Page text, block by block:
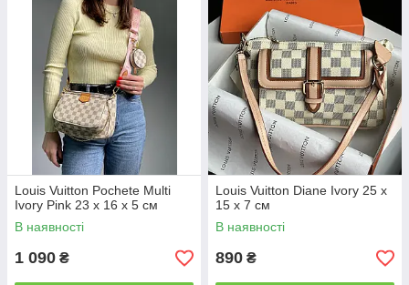
Louis Vuitton Pochete Multi
Ivory Pink 23 х 16 х 5 см
В наявності
1 090 ₴
Louis Vuitton Diane Ivory 25 x
15 x 7 см
В наявності
890 ₴